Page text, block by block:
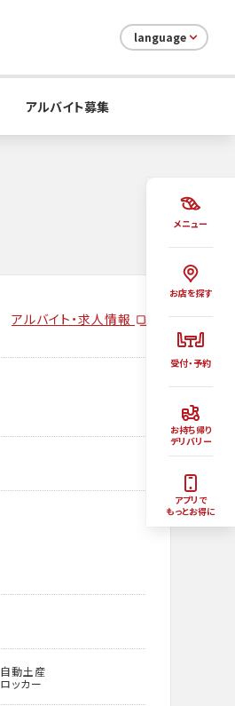
メニュー
お店を探す
受付・予約
お持ち帰り
デリバリー
アプリで
もっとお得に
language
アルバイト募集
アルバイト・求人情報
自動土産
ロッカー